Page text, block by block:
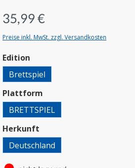
35,99 €
Preise inkl. MwSt. zzgl. Versandkosten
Edition
Brettspiel
Plattform
BRETTSPIEL
Herkunft
Deutschland